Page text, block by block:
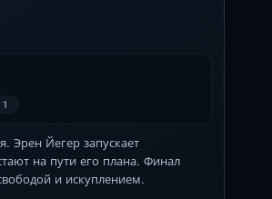
1
Эрен Йегер запускает
на пути его плана. Финал
и искуплением.